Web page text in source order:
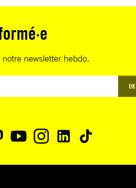
newsletter hebdo.
OK